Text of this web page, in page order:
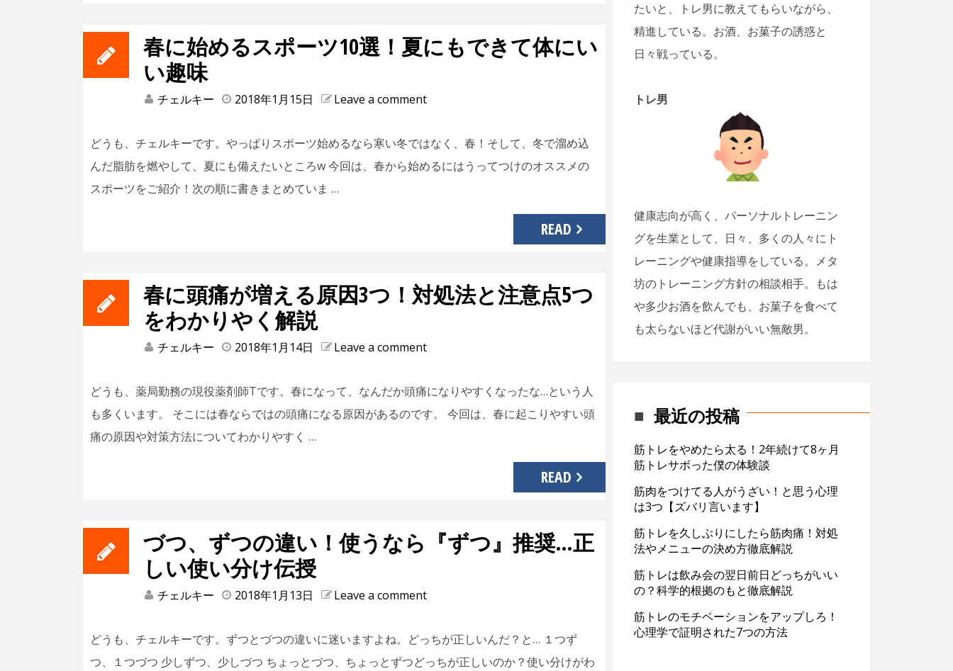
春に始めるスポーツ10選！夏にもできて体にい
い趣味
チェルキー 2018年1月15日 Leave a comment
どうも、チェルキーです。やっぱりスポーツ始めるなら寒い冬ではなく、春！そして、冬で溜め込
んだ脂肪を燃やして、夏にも備えたいところw 今回は、春から始めるにはうってつけのオススメの
スポーツをご紹介！次の順に書きまとめていま …
READ
春に頭痛が増える原因3つ！対処法と注意点5つ
をわかりやく解説
チェルキー 2018年1月14日 Leave a comment
どうも、薬局勤務の現役薬剤師Tです。春になって、なんだか頭痛になりやすくなったな…という人
も多くいます。 そこには春ならではの頭痛になる原因があるのです。 今回は、春に起こりやすい頭
痛の原因や対策方法についてわかりやすく …
READ
づつ、ずつの違い！使うなら『ずつ』推奨…正
しい使い分け伝授
チェルキー 2018年1月13日 Leave a comment
どうも、チェルキーです。ずつとづつの違いに迷いますよね。どっちが正しいんだ？と… １つず
つ、１つづつ 少しずつ、少しづつ ちょっとづつ、ちょっとずつどっちが正しいのか？使い分けがわ
たいと、トレ男に教えてもらいながら、
精進している。お酒、お菓子の誘惑と
日々戦っている。
トレ男
健康志向が高く、パーソナルトレーニン
グを生業として、日々、多くの人々にト
レーニングや健康指導をしている。メタ
坊のトレーニング方針の相談相手。もは
や多少お酒を飲んでも、お菓子を食べて
も太らないほど代謝がいい無敵男。
最近の投稿
筋トレをやめたら太る！2年続けて8ヶ月
筋トレサボった僕の体験談
筋肉をつけてる人がうざい！と思う心理
は3つ【ズバリ言います】
筋トレを久しぶりにしたら筋肉痛！対処
法やメニューの決め方徹底解説
筋トレは飲み会の翌日前日どっちがいい
の？科学的根拠のもと徹底解説
筋トレのモチベーションをアップしろ！
心理学で証明された7つの方法